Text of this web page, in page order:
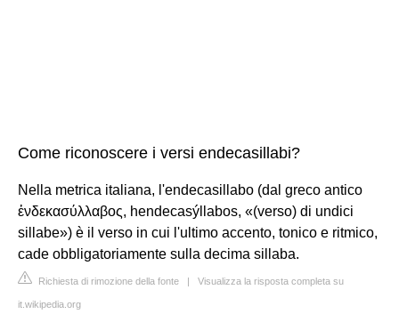
Come riconoscere i versi endecasillabi?
Nella metrica italiana, l'endecasillabo (dal greco antico
ἐνδεκασύλλαβος, hendecasýllabos, «(verso) di undici
sillabe») è il verso in cui l'ultimo accento, tonico e ritmico,
cade obbligatoriamente sulla decima sillaba.
Richiesta di rimozione della fonte | Visualizza la risposta completa su
it.wikipedia.org